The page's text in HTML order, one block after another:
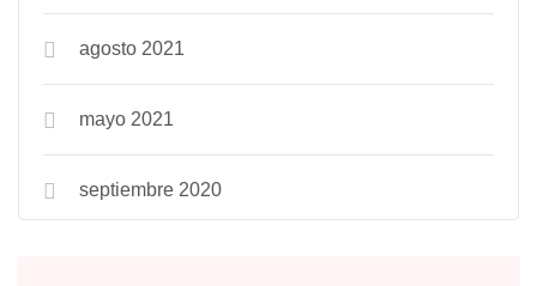
agosto 2021
mayo 2021
septiembre 2020